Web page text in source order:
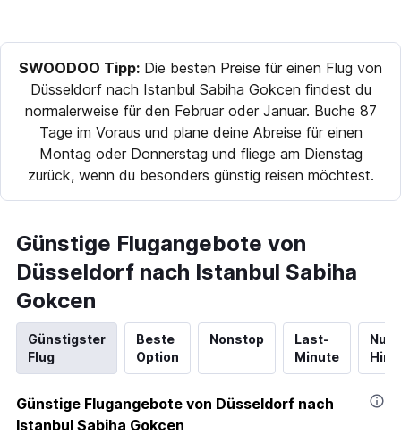
SWOODOO Tipp: Die besten Preise für einen Flug von
Düsseldorf nach Istanbul Sabiha Gokcen findest du
normalerweise für den Februar oder Januar. Buche 87
Tage im Voraus und plane deine Abreise für einen
Montag oder Donnerstag und fliege am Dienstag
zurück, wenn du besonders günstig reisen möchtest.
Günstige Flugangebote von
Düsseldorf nach Istanbul Sabiha
Gokcen
Günstigster
Flug
Beste
Option
Nonstop
Last-
Minute
Nur
Günstige Flugangebote von Düsseldorf nach
Istanbul Sabiha Gokcen